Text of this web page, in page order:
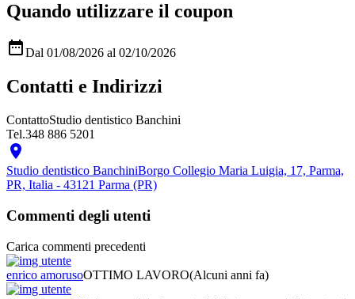
Quando utilizzare il coupon
Dal 01/08/2026 al 02/10/2026
Contatti e Indirizzi
ContattoStudio dentistico Banchini
Tel.348 886 5201

Studio dentistico BanchiniBorgo Collegio Maria Luigia, 17, Parma,
PR, Italia - 43121 Parma (PR)
Commenti degli utenti
Carica commenti precedenti
enrico amorusoOTTIMO LAVORO(Alcuni anni fa)